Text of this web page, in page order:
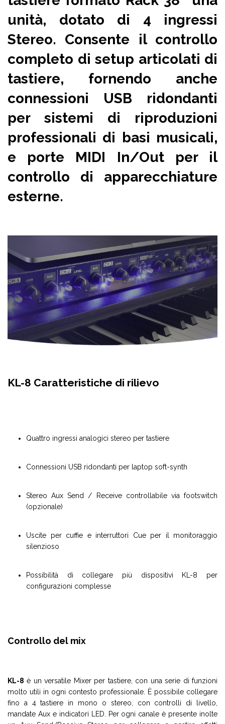
unità, dotato di 4 ingressi
Stereo. Consente il controllo
completo di setup articolati di
tastiere, fornendo anche
connessioni USB ridondanti
per sistemi di riproduzioni
professionali di basi musicali,
e porte MIDI In/Outper il
controllo di apparecchiature
esterne.
KL-8 Caratteristiche di rilievo
Quattro ingressi analogici stereo per tastiere
Connessioni USB ridondanti per laptop soft-synth
Stereo Aux Send / Receive controllabile via footswitch
(opzionale)
Uscite per cuffie e interruttori Cue per il monitoraggio
silenzioso
Possibilità di collegare più dispositivi KL-8 per
configurazioni complesse
Controllo del mix
KL-8 è un versatile Mixer per tastiere, con una serie di funzioni
molto utili in ogni contesto professionale. È possibile collegare
fino a 4 tastiere in mono o stereo, con controlli di livello,
mandate Aux e indicatori LED. Per ogni canale è presente inolte